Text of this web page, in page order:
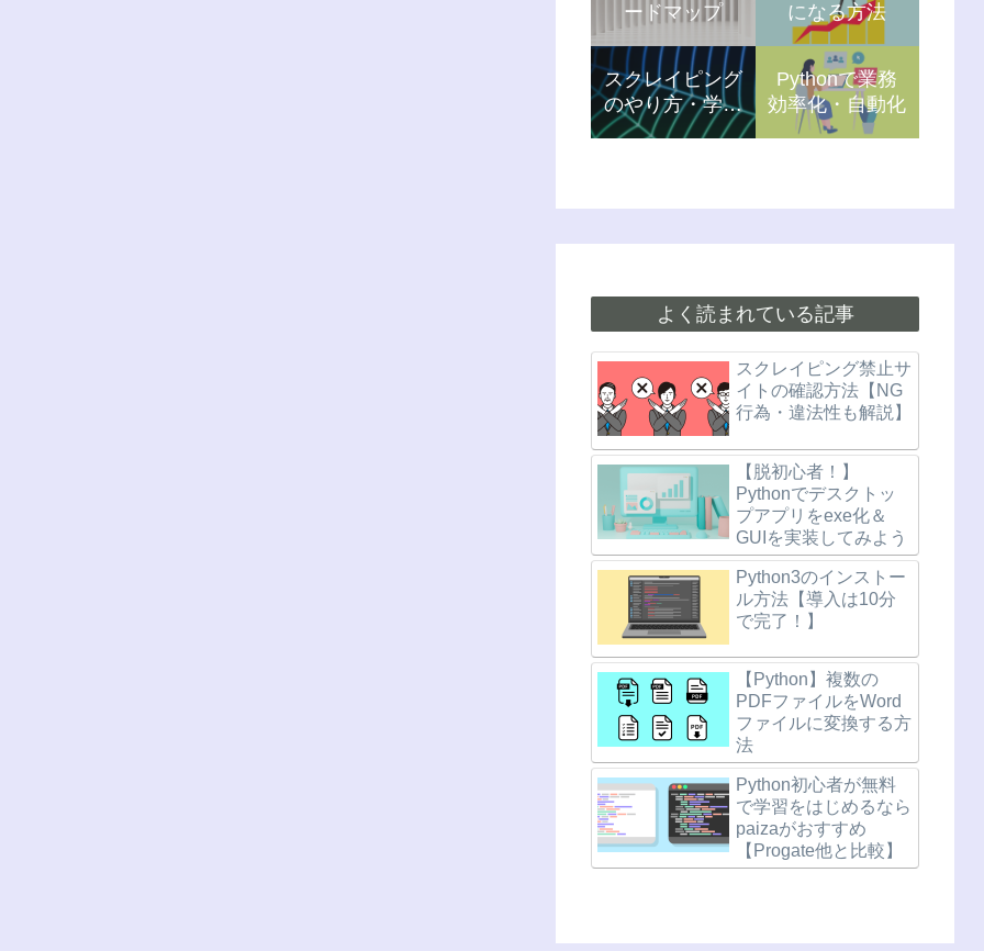
ードマップ
になる方法
スクレイピング
のやり方・学習
方法
Pythonで業務
効率化・自動化
よく読まれている記事
スクレイピング禁止サ
イトの確認方法【NG
行為・違法性も解説】
【脱初心者！】
Pythonでデスクトッ
プアプリをexe化＆
GUIを実装してみよう
Python3のインストー
ル方法【導入は10分
で完了！】
【Python】複数の
PDFファイルをWord
ファイルに変換する方
法
Python初心者が無料
で学習をはじめるなら
paizaがおすすめ
【Progate他と比較】